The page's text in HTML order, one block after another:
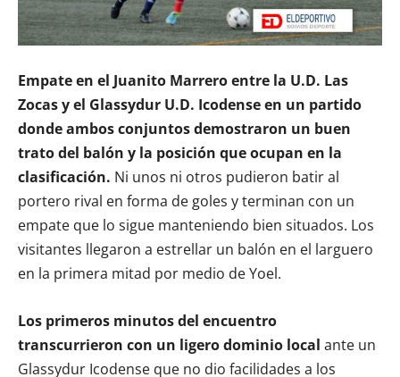
Empate en el Juanito Marrero entre la U.D. Las
Zocas y el Glassydur U.D. Icodense en un partido
donde ambos conjuntos demostraron un buen
trato del balón y la posición que ocupan en la
clasificación. Ni unos ni otros pudieron batir al
portero rival en forma de goles y terminan con un
empate que lo sigue manteniendo bien situados. Los
visitantes llegaron a estrellar un balón en el larguero
en la primera mitad por medio de Yoel.
Los primeros minutos del encuentro
transcurrieron con un ligero dominio local ante un
Glassydur Icodense que no dio facilidades a los